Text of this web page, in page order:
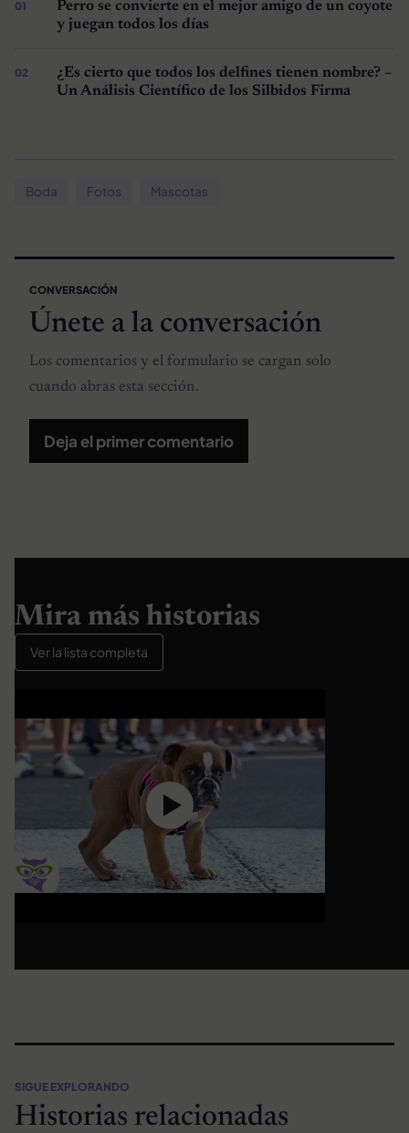
Perro se convierte en el mejor amigo de un coyote
y juegan todos los días
¿Es cierto que todos los delfines tienen nombre? –
Un Análisis Científico de los Silbidos Firma
Boda Fotos Mascotas
CONVERSACIÓN
Únete a la conversación
Los comentarios y el formulario se cargan solo
cuando abras esta sección.
Deja el primer comentario
Mira más historias
Ver la lista completa
SIGUE EXPLORANDO
Historias relacionadas